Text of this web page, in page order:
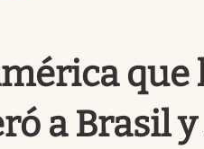
a Brasil